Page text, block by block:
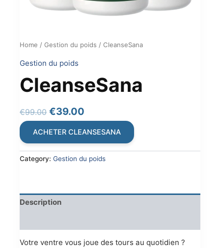
Home / Gestion du poids / CleanseSana
Gestion du poids
CleanseSana
€99.00 Original
€99.00.
€39.00
€39.00.
ACHETER CLEANSESANA
Category: Gestion du poids
Description
Votre ventre vous joue des tours au quotidien ?